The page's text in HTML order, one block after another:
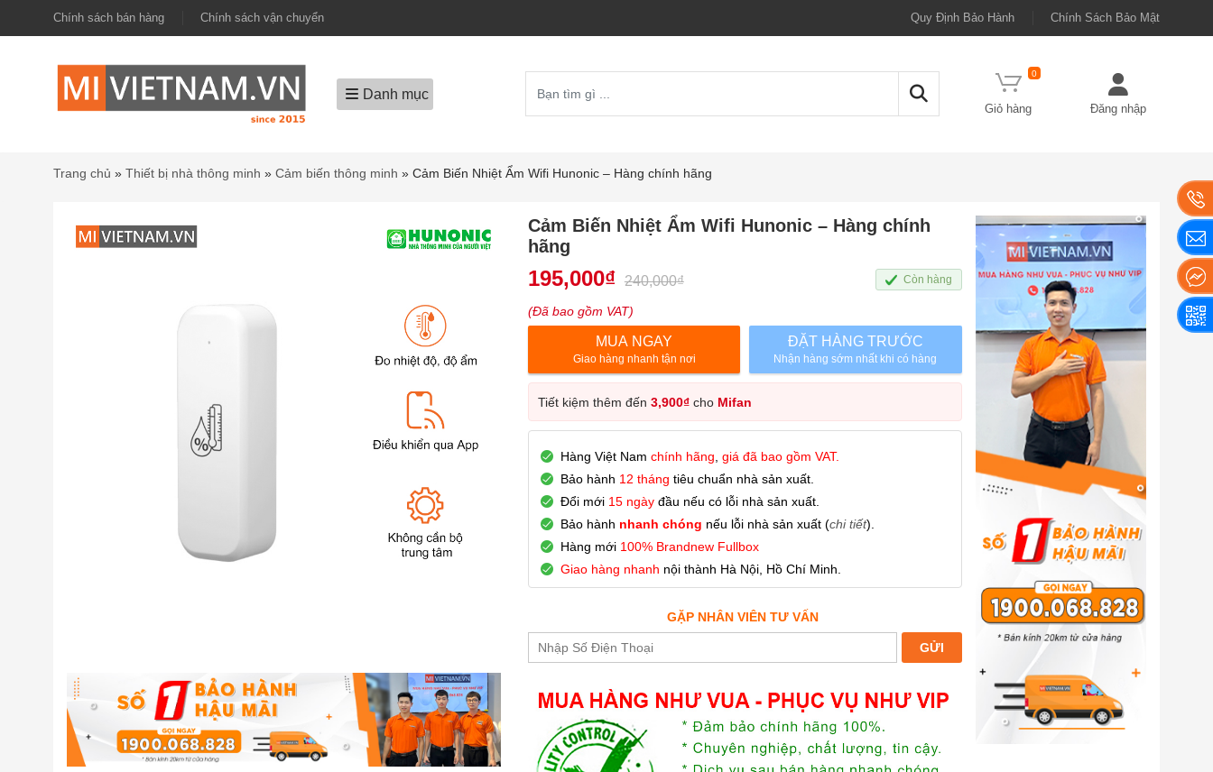
Chính sách bán hàng Chính sách vận chuyển Quy Định Bảo Hành Chính Sách Bảo Mật
Danh mục
Giỏ hàng
0
Đăng nhập
Trang chủ » Thiết bị nhà thông minh » Cảm biến thông minh » Cảm Biến Nhiệt Ẩm Wifi Hunonic – Hàng chính hãng
Cảm Biến Nhiệt Ẩm Wifi Hunonic – Hàng chính
hãng
195,000₫ 240,000₫
(Đã bao gồm VAT)
Còn hàng
MUA NGAY
Giao hàng nhanh tận nơi
ĐẶT HÀNG TRƯỚC
Nhận hàng sớm nhất khi có hàng
Tiết kiệm thêm đến 3,900₫cho Mifan
Hàng Việt Nam chính hãng giá đã bao gồm VAT.
Bảo hành 12 tháng tiêu chuẩn nhà sản xuất.
Đổi mới 15 ngàyđầu nếu có lỗi nhà sản xuất.
Bảo hành nhanh chóng nếu lỗi nhà sản xuất (chi tiết).
Hàng mới 100% Brandnew Fullbox
Giao hàng nhanh nội thành Hà Nội, Hồ Chí Minh.
GẶP NHÂN VIÊN TƯ VẤN